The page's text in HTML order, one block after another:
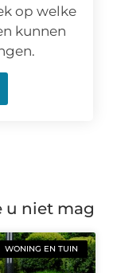
op welke
kunnen
u niet mag
WONING EN TUIN